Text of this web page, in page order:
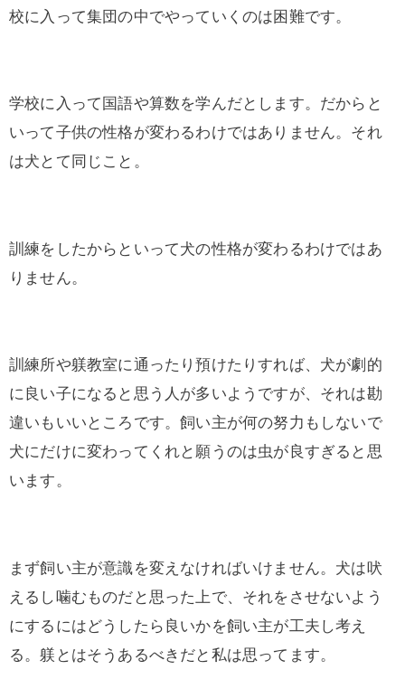
校に入って集団の中でやっていくのは困難です。
学校に入って国語や算数を学んだとします。だからと
いって子供の性格が変わるわけではありません。それ
は犬とて同じこと。
訓練をしたからといって犬の性格が変わるわけではあ
りません。
訓練所や躾教室に通ったり預けたりすれば、犬が劇的
に良い子になると思う人が多いようですが、それは勘
違いもいいところです。飼い主が何の努力もしないで
犬にだけに変わってくれと願うのは虫が良すぎると思
います。
まず飼い主が意識を変えなければいけません。犬は吠
えるし噛むものだと思った上で、それをさせないよう
にするにはどうしたら良いかを飼い主が工夫し考え
る。躾とはそうあるべきだと私は思ってます。